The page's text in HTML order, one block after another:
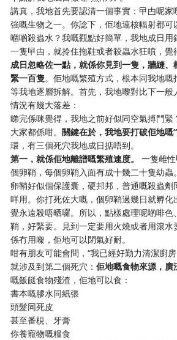
講真，我地首先要認清一個事實：曱甴呢
強嘅生物之一。你諗下，佢地連核輻射都
嗰啲殺蟲水？我嘅觀點好簡單，我地成日用
一隻曱甴，就拎住拖鞋或者殺蟲水狂噴，覺
成日忽略佐一點，就係你見到一隻，牆縫
緊一百隻。佢地嘅繁殖方式，根本同我地嘅
等我地逐層拆解。首先，我地嚟對比下一般
情況有幾大落差：
睇完係咪覺得，我地之前好似同空氣搏鬥緊
大家都係咁。關鍵在於，我地要打破佢地嘅
環，有三個死穴我地成日掂唔到。
第一，就係佢地離譜嘅繁殖速度。
一隻雌
個卵鞘，每個卵鞘入面有成十幾二十隻幼蟲
卵鞘好似個保護囊，硬邦邦，普通嘅殺蟲
咩用。你打死佐大嘅，個卵鞘過幾日就孵
覺永遠殺唔晒囉。所以，點樣處理呢啲啡色
鞘，好緊要。見到一定要用火燒或者用滾水
係冇用㗎，佢地可以閉氣好耐。
咁有朋友可能會問，“我已經好勤力清潔廚
就涉及到第二個死穴：佢地嘅食物來源，廣
嘅飯餸食物殘渣，佢地可以食：
書本嘅膠水同紙張
頭髮同死皮
甚至番梘、牙膏
你養寵物嘅糧食